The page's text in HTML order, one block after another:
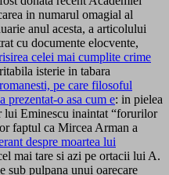
in numarul omagial al
anul acesta, a articolului
cu documente elocvente,
celei mai cumplite crime
isterie in tabara
pe care filosoful
o asa cum e: in pielea
lui Eminescu inaintat “forurilor
faptul ca Mircea Arman a
despre moartea lui
mai tare si azi pe ortacii lui A.
sub pulpana unui oarecare